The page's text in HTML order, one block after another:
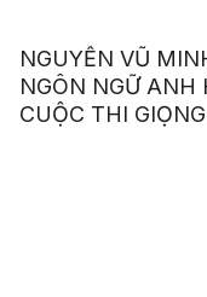
NGUYỄN VŨ
NGÔN NGỮ ANH
CUỘC THI